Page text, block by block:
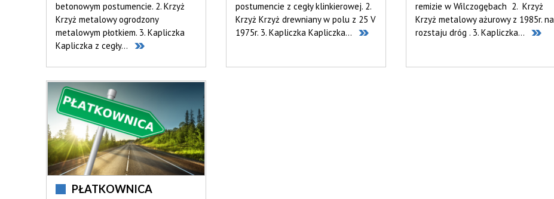
betonowym postumencie. 2. Krzyż
Krzyż metalowy ogrodzony
metalowym płotkiem. 3. Kapliczka
Kapliczka z cegły...
postumencie z cegły klinkierowej. 2.
Krzyż Krzyż drewniany w polu z 25 V
1975r. 3. Kapliczka Kapliczka...
remizie w Wilczogębach 2. Krzyż
Krzyż metalowy ażurowy z 1985r. na
rozstaju dróg . 3. Kapliczka...
PŁATKOWNICA